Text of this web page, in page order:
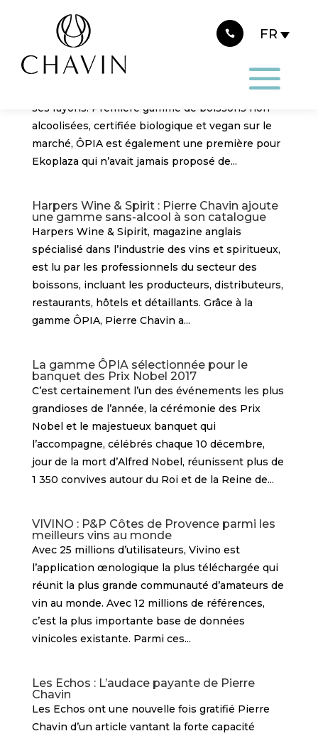
ÔPIA disponible chez Ekoplaza, célèbre
chaîne de magasins bio aux Pays-Bas
Ekoplaza, référence en termes de supermarchés
bio aux Pays-Bas, propose désormais ÔPIA dans
ses rayons. Première gamme de boissons non
alcoolisées, certifiée biologique et vegan sur le
marché, ÔPIA est également une première pour
Ekoplaza qui n’avait jamais proposé de...
Harpers Wine & Spirit : Pierre Chavin ajoute
une gamme sans-alcool à son catalogue
Harpers Wine & Sipirit, magazine anglais
spécialisé dans l’industrie des vins et spiritueux,
est lu par les professionnels du secteur des
boissons, incluant les producteurs, distributeurs,
restaurants, hôtels et détaillants. Grâce à la
gamme ÔPIA, Pierre Chavin a...
La gamme ÔPIA sélectionnée pour le
banquet des Prix Nobel 2017
C’est certainement l’un des événements les plus
grandioses de l’année, la cérémonie des Prix
Nobel et le majestueux banquet qui
l’accompagne, célébrés chaque 10 décembre,
jour de la mort d’Alfred Nobel, réunissent plus de
1 350 convives autour du Roi et de la Reine de...
VIVINO : P&P Côtes de Provence parmi les
meilleurs vins au monde
Avec 25 millions d’utilisateurs, Vivino est
l’application œnologique la plus téléchargée qui
réunit la plus grande communauté d’amateurs de
vin au monde. Avec 12 millions de références,
c’est la plus importante base de données
vinicoles existante. Parmi ces...
Les Echos : L’audace payante de Pierre
Chavin
Les Echos ont une nouvelle fois gratifié Pierre
Chavin d’un article vantant la forte capacité